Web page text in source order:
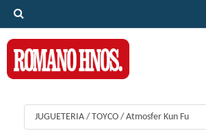
JUGUETERIA / TOYCO / Atmosfer Kun Fu